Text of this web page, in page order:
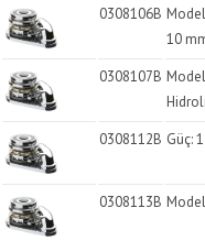
0308106B
10
0308107B
0308112B Güç:
0308113B